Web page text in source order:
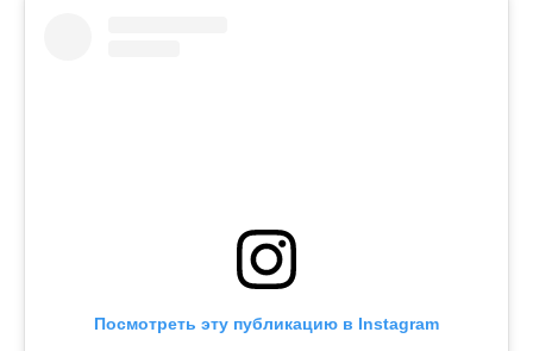
Посмотреть эту публикацию в Instagram